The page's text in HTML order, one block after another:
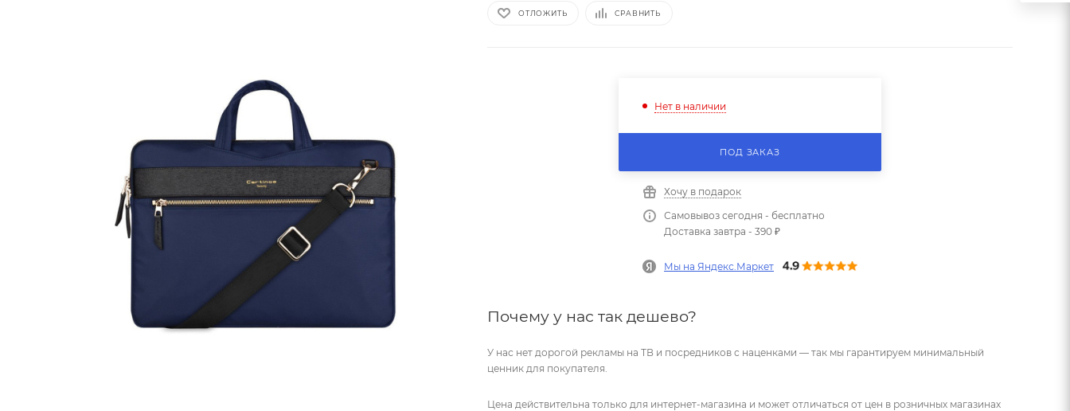
ОТЛОЖИТЬ СРАВНИТЬ
Нет в наличии
ПОД ЗАКАЗ
Хочу в подарок
Самовывоз сегодня - бесплатно
Доставка завтра - 390 ₽
Мы на Яндекс.Маркет
Почему у нас так дешево?
У нас нет дорогой рекламы на ТВ и посредников с наценками — так мы гарантируем минимальный
ценник для покупателя.
Цена действительна только для интернет-магазина и может отличаться от цен в розничных магазинах